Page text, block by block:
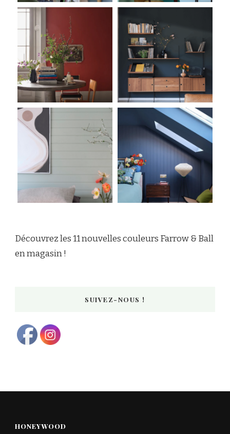
Découvrez les 11 nouvelles couleurs Farrow & Ball
en magasin !
SUIVEZ-NOUS !
HONEYWOOD